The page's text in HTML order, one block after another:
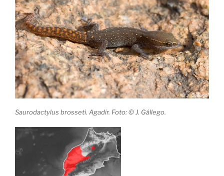
Saurodactylus brosseti. Agadir. Foto: © J. Gállego.